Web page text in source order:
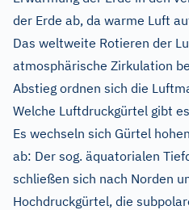
der Erde ab, da warme Luft
Das weltweite Rotieren der
atmosphärische Zirkulation
Abstieg ordnen sich die
Welche Luftdruckgürtel gibt
Es wechseln sich Gürtel
ab: Der sog. äquatorialen
schließen sich nach Norden
Hochdruckgürtel, die